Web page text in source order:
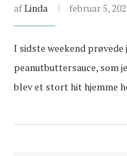
afLinda februar 5,
I sidste weekend
peanutbuttersauce, som
blev et stort hit hjemme